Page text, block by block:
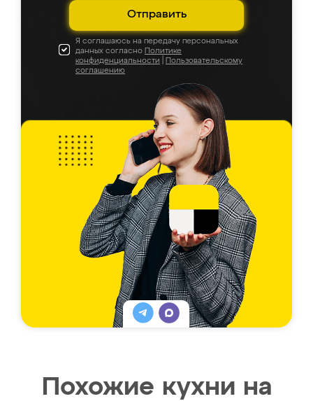
Отправить
Я соглашаюсь на передачу персональных
данных согласно Политике
конфиденциальности
Пользовательскому
соглашению
Похожие кухни на